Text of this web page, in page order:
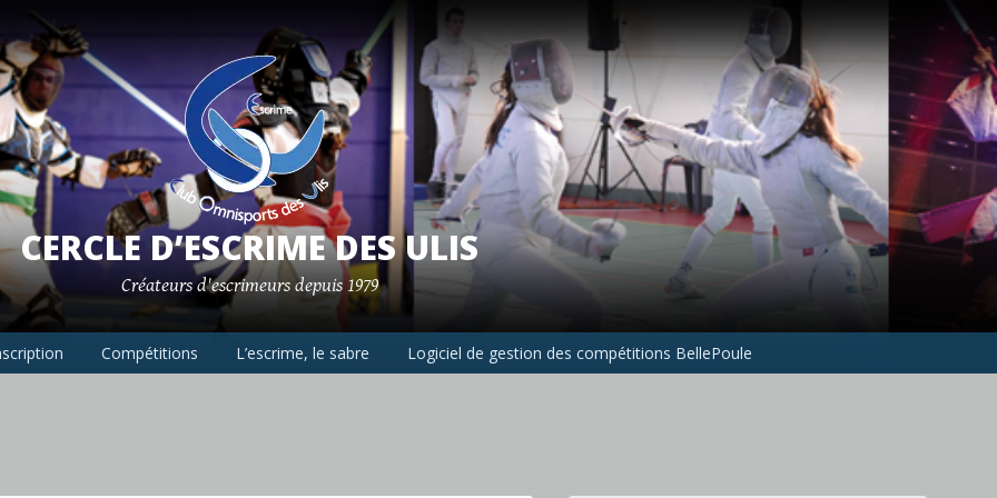
CERCLE D’ESCRIME DES ULIS
Créateurs d'escrimeurs depuis 1979
Compétitions L’escrime, le sabre Logiciel de gestion des compétitions BellePoule